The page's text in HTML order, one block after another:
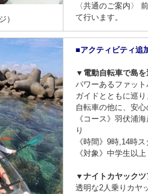
）
〈共通のご案内〉
て行います。
■アクティビティ追
▼電動自転車で島を
パワーあるファッ
ガイドとともに巡り
自転車の他に、安
《コース》羽伏浦
り
《時間》9時,14時ス
《対象》中学生以
▼ナイトカヤックツ
透明な2人乗りカヤ